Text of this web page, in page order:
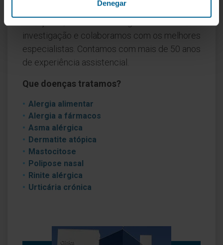
Denegar
Dispomos das técnicas de diagnóstico mais
investigação e colaboramos com os melhores
especialistas. Contamos com mais de 50 anos
de experiência assistencial.
Que doenças tratamos?
Alergia alimentar
Alergia a fármacos
Asma alérgica
Dermatite atópica
Mastocitose
Polipose nasal
Rinite alérgica
Urticária crónica